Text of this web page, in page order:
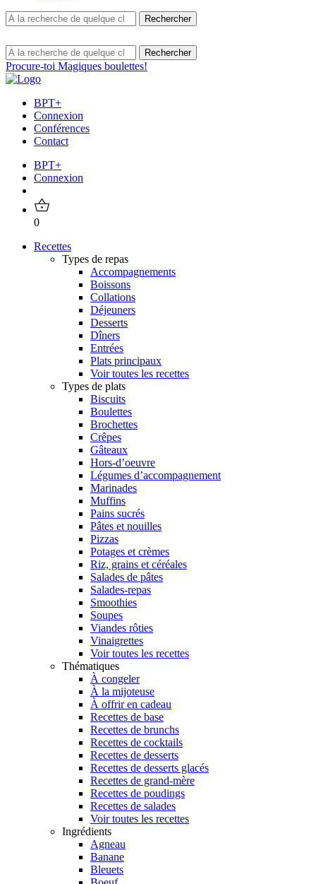
Procure-toi Magiques boulettes!
BPT+
Connexion
Conférences
Contact
BPT+
Connexion
0
Recettes
Types de repas
Accompagnements
Boissons
Collations
Déjeuners
Desserts
Dîners
Entrées
Plats principaux
Voir toutes les recettes
Types de plats
Biscuits
Boulettes
Brochettes
Crêpes
Gâteaux
Hors-d’oeuvre
Légumes d’accompagnement
Marinades
Muffins
Pains sucrés
Pâtes et nouilles
Pizzas
Potages et crèmes
Riz, grains et céréales
Salades de pâtes
Salades-repas
Smoothies
Soupes
Viandes rôties
Vinaigrettes
Voir toutes les recettes
Thématiques
À congeler
À la mijoteuse
À offrir en cadeau
Recettes de base
Recettes de brunchs
Recettes de cocktails
Recettes de desserts
Recettes de desserts glacés
Recettes de grand-mère
Recettes de poudings
Recettes de salades
Voir toutes les recettes
Ingrédients
Agneau
Banane
Bleuets